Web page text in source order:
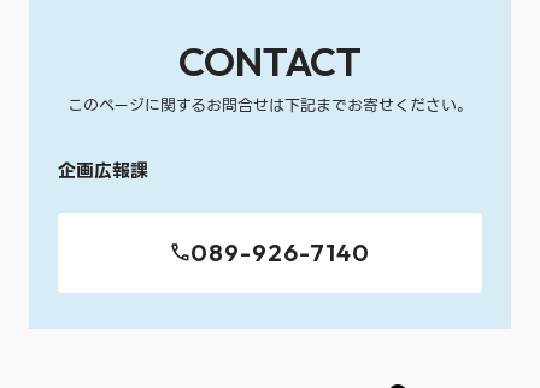
CONTACT
このページに関するお問合せは下記までお寄せください。
企画広報課
089-926-7140